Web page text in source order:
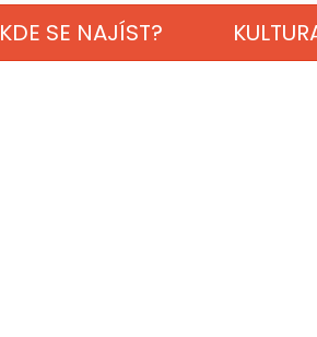
KDE SE NAJÍST?